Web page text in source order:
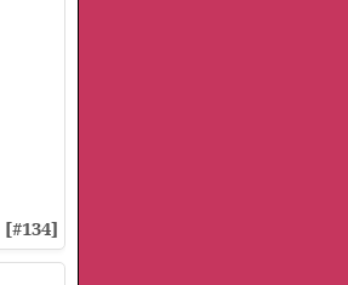
[#134]